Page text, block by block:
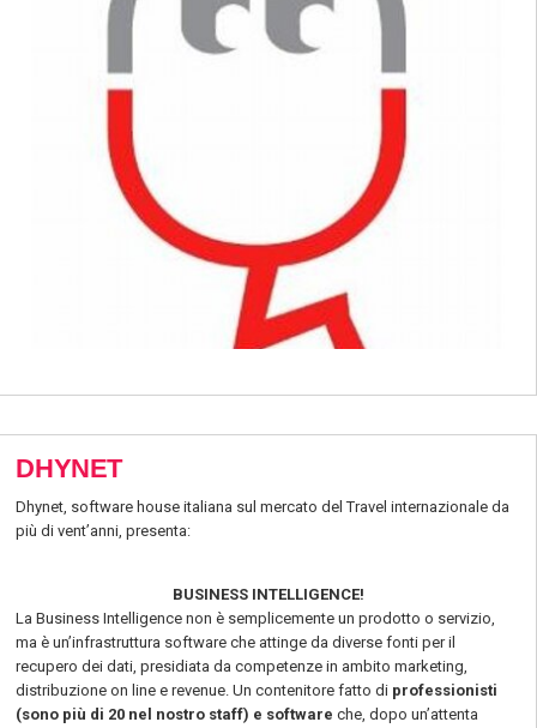
DHYNET
Dhynet, software house italiana sul mercato del Travel internazionale da
più di vent’anni, presenta:
BUSINESS INTELLIGENCE!
La Business Intelligence non è semplicemente un prodotto o servizio,
ma è un’infrastruttura software che attinge da diverse fonti per il
recupero dei dati, presidiata da competenze in ambito marketing,
distribuzione on line e revenue. Un contenitore fatto di professionisti
(sono più di 20 nel nostro staff) e software che, dopo un’attenta